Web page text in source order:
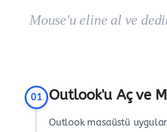
Mouse'u eline al ve
01 Outlook'u Aç ve
Outlook masaüstü